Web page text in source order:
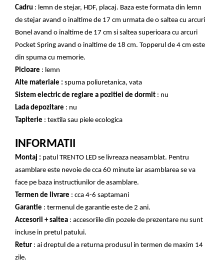
Cadru : lemn de stejar, HDF, placaj. Baza este formata din lemn
de stejar avand o inaltime de 17 cm urmata de o saltea cu arcuri
Bonel avand o inaltime de 17 cm si saltea superioara cu arcuri
Pocket Spring avand o inaltime de 18 cm. Topperul de 4 cm este
din spuma cu memorie.
Picioare : lemn
Alte materiale : spuma poliuretanica, vata
Sistem electric de reglare a pozitiei de dormit : nu
Lada depozitare : nu
Tapiterie : textila sau piele ecologica
INFORMATII
Montaj : patul TRENTO LED se livreaza neasamblat. Pentru
asamblare este nevoie de cca 60 minute iar asamblarea se va
face pe baza instructiunilor de asamblare.
Termen de livrare : cca 4-6 saptamani
Garantie : termenul de garantie este de 2 ani.
Accesorii + saltea : accesoriile din pozele de prezentare nu sunt
incluse in pretul patului.
Retur : ai dreptul de a returna produsul in termen de maxim 14
zile.